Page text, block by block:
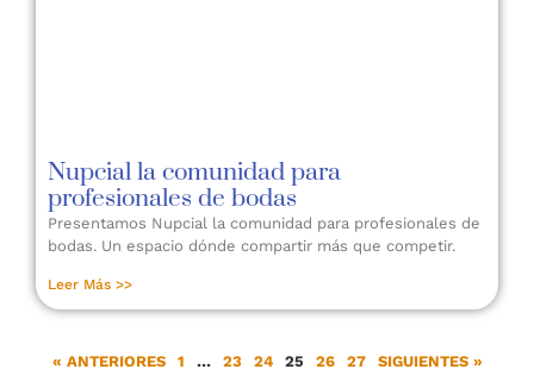
Nupcial la comunidad para
profesionales de bodas
Presentamos Nupcial la comunidad para profesionales de
bodas. Un espacio dónde compartir más que competir.
Leer Más >>
« ANTERIORES 1 … 23 24 25 26 27 SIGUIENTES »